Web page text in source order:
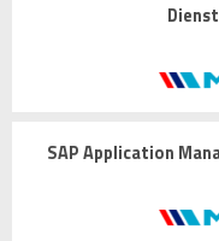
SAP Application